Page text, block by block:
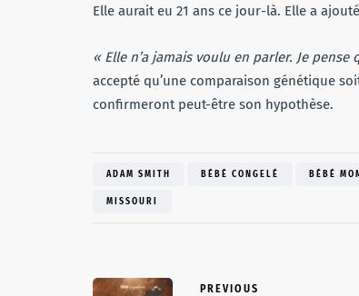
Elle aurait eu 21 ans ce jour-là. Elle a
« Elle n’a jamais voulu en parler. Je
accepté qu’une comparaison génétique
confirmeront peut-être son hypothèse.
ADAM SMITH BÉBÉ CONGELÉ BÉBÉ
MISSOURI
PREVIOUS